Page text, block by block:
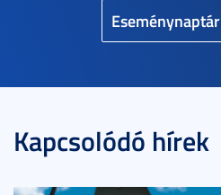
Eseménynaptár
Kapcsolódó hírek